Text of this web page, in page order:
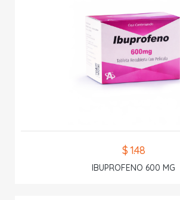
$ 1.48
IBUPROFENO 600 MG